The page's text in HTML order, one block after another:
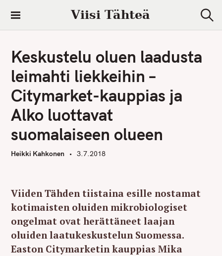
i
Viisi Tähteä
e
Keskustelu oluen laadusta
leimahti liekkeihin –
Citymarket-kauppias ja
Alko luottavat
suomalaiseen olueen
Heikki Kahkonen 3.7.2018
Viiden Tähden tiistaina esille nostamat
kotimaisten oluiden mikrobiologiset
ongelmat ovat herättäneet laajan
oluiden laatukeskustelun Suomessa.
Easton Citymarketin kauppias Mika